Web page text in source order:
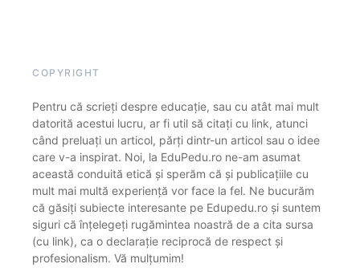
COPYRIGHT
Pentru că scrieți despre educație, sau cu atât mai mult
datorită acestui lucru, ar fi util să citați cu link, atunci
când preluați un articol, părți dintr-un articol sau o idee
care v-a inspirat. Noi, la EduPedu.ro ne-am asumat
această conduită etică și sperăm că și publicațiile cu
mult mai multă experiență vor face la fel. Ne bucurăm
că găsiți subiecte interesante pe Edupedu.ro și suntem
siguri că înțelegeți rugămintea noastră de a cita sursa
(cu link), ca o declarație reciprocă de respect și
profesionalism. Vă mulțumim!